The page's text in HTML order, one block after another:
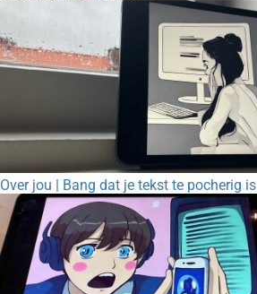
Over jou | Bang dat je tekst te pocherig is